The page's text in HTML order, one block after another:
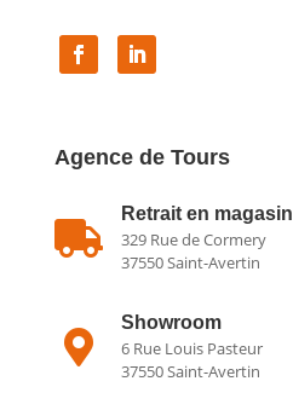
Agence de Tours

Retrait en magasin
329 Rue de Cormery
37550 Saint-Avertin

Showroom
6 Rue Louis Pasteur
37550 Saint-Avertin